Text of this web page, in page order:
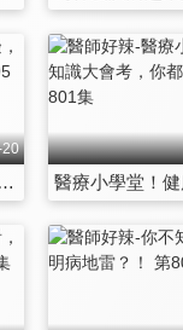
毀了你的人生？！ 第795集